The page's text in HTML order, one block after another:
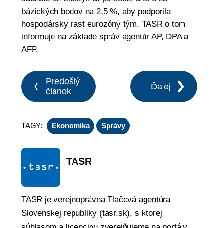
bázických bodov na 2,5 %, aby podporila
hospodársky rast eurozóny tým. TASR o tom
informuje na základe správ agentúr AP, DPA a
AFP.
Predošlý
článok
Ďalej
TAGY: Ekonomika Správy
TASR
TASR je verejnoprávna Tlačová agentúra
Slovenskej republiky (tasr.sk), s ktorej